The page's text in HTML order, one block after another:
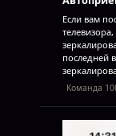
Если вам
последней
Перейдите
нажмите
Команда